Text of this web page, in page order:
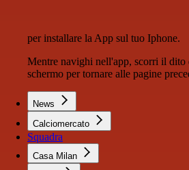
per installare la App sul tuo Iphone.
Mentre navighi nell'app, scorri il dito
schermo per tornare alle pagine
News
Calciomercato
Squadra
Casa Milan